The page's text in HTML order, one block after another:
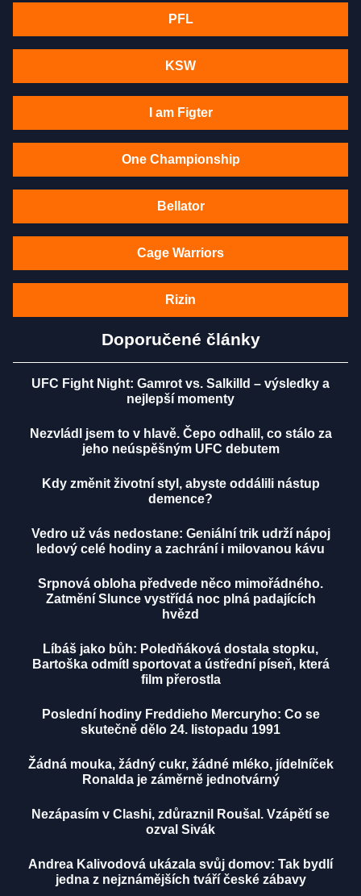
PFL
KSW
I am Figter
One Championship
Bellator
Cage Warriors
Rizin
Doporučené články
UFC Fight Night: Gamrot vs. Salkilld – výsledky a
nejlepší momenty
Nezvládl jsem to v hlavě. Čepo odhalil, co stálo za
jeho neúspěšným UFC debutem
Kdy změnit životní styl, abyste oddálili nástup
demence?
Vedro už vás nedostane: Geniální trik udrží nápoj
ledový celé hodiny a zachrání i milovanou kávu
Srpnová obloha předvede něco mimořádného.
Zatmění Slunce vystřídá noc plná padajících
hvězd
Líbáš jako bůh: Poledňáková dostala stopku,
Bartoška odmítl sportovat a ústřední píseň, která
film přerostla
Poslední hodiny Freddieho Mercuryho: Co se
skutečně dělo 24. listopadu 1991
Žádná mouka, žádný cukr, žádné mléko, jídelníček
Ronalda je záměrně jednotvárný
Nezápasím v Clashi, zdůraznil Roušal. Vzápětí se
ozval Sivák
Andrea Kalivodová ukázala svůj domov: Tak bydlí
jedna z nejznámějších tváří české zábavy